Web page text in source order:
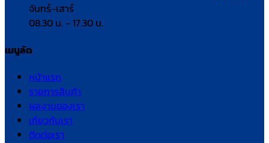
จันทร์–เสาร์
08.30 น. – 17.30 น.
เมนูลัด
หน้าแรก
รายการสินค้า
ผลงานของเรา
เกี่ยวกับเรา
ติดต่อเรา